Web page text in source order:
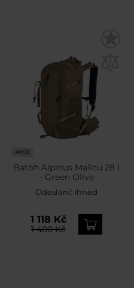
AKCE
Batoh Alpinus Mallcu 28 l
– Green Olive
Odeslání: Ihned
1 118 Kč
1 400 Kč